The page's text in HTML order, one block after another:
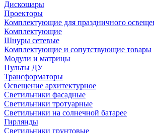
Дискошары
Проекторы
Комплектующие для праздничного
Комплектующие
Шнуры сетевые
Комплектующие и сопутствующие товары
Модули и матрицы
Пульты ДУ
Трансформаторы
Освещение архитектурное
Светильники фасадные
Светильники тротуарные
Светильники на солнечной батарее
Гирлянды
Светильники грунтовые